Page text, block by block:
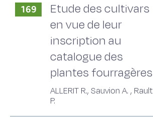
169
Etude des cultivars
en vue de leur
inscription au
catalogue des
plantes fourragères
ALLERIT R., Sauvion A. , Rault
P.